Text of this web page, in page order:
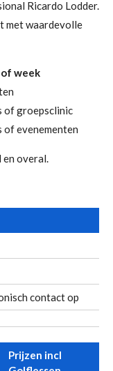
Ricardo Lodder.
met waardevolle
week
of groepsclinic
of evenementen
overal.
contact op
Prijzen incl